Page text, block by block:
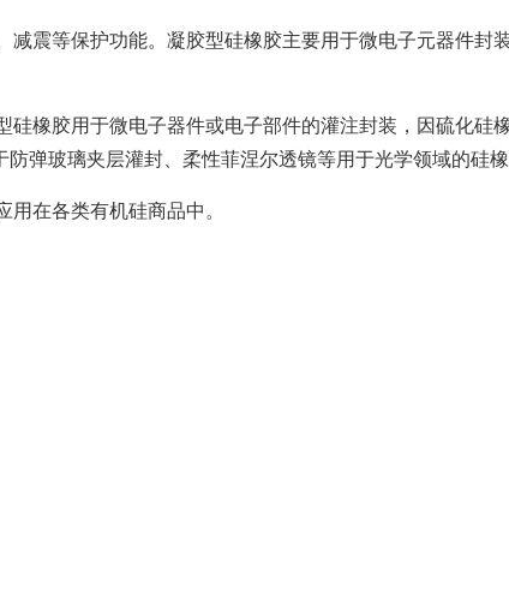
震等保护功能。凝胶型硅橡胶主要用于微电子元器件封
橡胶用于微电子器件或电子部件的灌注封装，因硫化硅
弹玻璃夹层灌封、柔性菲涅尔透镜等用于光学领域的硅橡
在各类有机硅商品中。